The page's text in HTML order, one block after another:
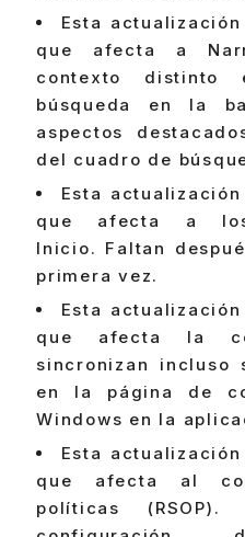
Esta
que afecta a
contexto
búsqueda en la
aspectos
del cuadro de
Esta
que afecta a
Inicio. Faltan
primera vez.
Esta
que afecta la
sincronizan
en la página de
Windows en la
Esta
que afecta al
políticas